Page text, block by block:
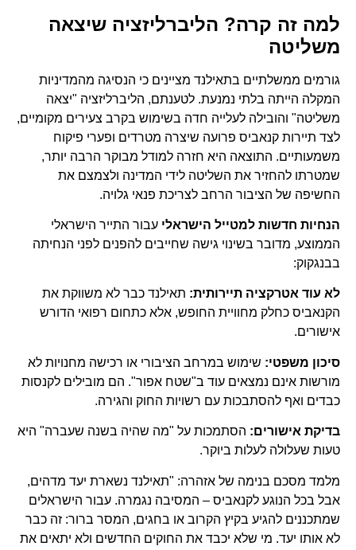
למה זה קרה? הליברליזציה שיצאה
משליטה
גורמים ממשלתיים בתאילנד מציינים כי הנסיגה מהמדיניות
המקלה הייתה בלתי נמנעת. לטענתם, הליברליזציה "יצאה
משליטה" והובילה לעלייה חדה בשימוש בקרב צעירים מקומיים,
לצד תיירות קנאביס פרועה שיצרה מטרדים ופערי פיקוח
משמעותיים. התוצאה היא חזרה למודל מבוקר הרבה יותר,
שמטרתו להחזיר את השליטה לידי המדינה ולצמצם את
החשיפה של הציבור הרחב לצריכת פנאי גלויה.
הנחיות חדשות למטייל הישראלי עבור התייר הישראלי
הממוצע, מדובר בשינוי גישה שחייבים להפנים לפני הנחיתה
בבנגקוק:
לא עוד אטרקציה תיירותית: תאילנד כבר לא משווקת את
הקנאביס כחלק מחוויית החופש, אלא כתחום רפואי הדורש
אישורים.
סיכון משפטי: שימוש במרחב הציבורי או רכישה מחנויות לא
מורשות אינם נמצאים עוד ב"שטח אפור". הם מובילים לקנסות
כבדים ואף להסתבכות עם רשויות החוק והגירה.
בדיקת אישורים: הסתמכות על "מה שהיה בשנה שעברה" היא
טעות שעלולה לעלות ביוקר.
מלמד מסכם בנימה של אזהרה: "תאילנד נשארת יעד מדהים,
אבל בכל הנוגע לקנאביס – המסיבה נגמרה. עבור הישראלים
שמתכננים להגיע בקיץ הקרוב או בחגים, המסר ברור: זה כבר
לא אותו יעד. מי שלא יכבד את החוקים החדשים ולא יתאים את